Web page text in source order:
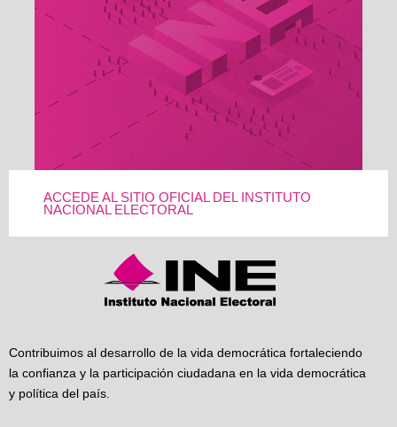
ACCEDE AL SITIO OFICIAL DEL INSTITUTO
NACIONAL ELECTORAL
Contribuimos al desarrollo de la vida democrática fortaleciendo
la confianza y la participación ciudadana en la vida democrática
y política del país.